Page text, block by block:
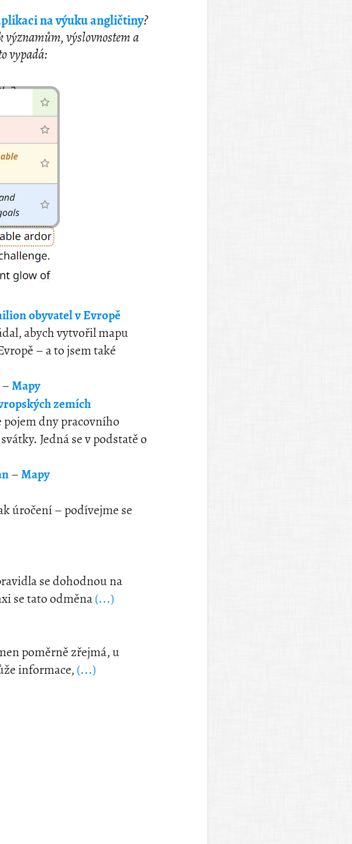
na výuku angličtiny?
významům, výslovnostem a
vypadá:
obyvatel v Evropě
abych vytvořil mapu
– a to jsem také
–Mapy
zemích
pojem dny pracovního
Jedná se v podstatě o
–Mapy
úročení – podívejme se
se dohodnou na
se tato odměna(...)
poměrně zřejmá, u
informace, (...)